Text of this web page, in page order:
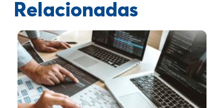
Relacionadas